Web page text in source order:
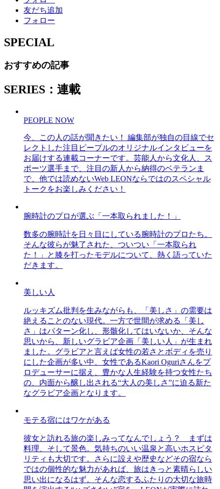
友だち追加
フォロー
SPECIAL
おすすめの記事
SERIES：連載
PEOPLE NOW
今、この人の話が聞きたい！ 編集部が独自の目線でセ
レクトした注目ピープルのオリジナルインタビューを
お届けする連載コーナーです。芸能人から文化人、ス
ポーツ選手まで、注目の新人から納得のベテランま
で、他では読めないWeb LEONならではのスペシャル
トークをお楽しみください！
腕時計のプロが選ぶ「一本取られました！」
数多の腕時計を日々目にしている腕時計のプロたち。
そんな彼らが魅了された、ついつい「一本取られ
た！」と膝を打ったモデルについて、熱く語っていた
だきます。
美しい人
ルッキズム批判を生みながらも、「美しさ」の需要は
絶えることのない現代。一方で世間が求める「美し
さ」はパターン化し、形骸化してはいないか、そんな
思いから、新しいグラビア企画「美しい人」が生まれ
ました。グラビアと言えば女性の若さとボディを売り
にした企画が多い中、女性であるKaori Oguriさんをプ
ロデューサーに据え、豊かな人生経験を持つ女性たち
の、内面から醸し出される“大人の美しさ”に迫る新た
なグラビア企画となります。
モテる宿にはワケがある
彼女と訪れる旅の楽しみってなんでしょう？ まずは
料理、そして景色。気持ちのいい温泉と高いホスピタ
リティも大切です。さらに設えや歴史などその宿なら
ではの個性的な魅力があれば、旅はきっと素晴らしい
思い出になるはず。そんな恋するふたりの大切な旅時